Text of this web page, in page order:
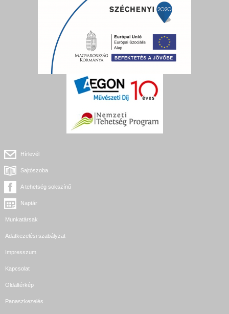
Hírlevél
Sajtószoba
A tehetség sokszínű
Naptár
Munkatársak
Adatkezelési szabályzat
Impresszum
Kapcsolat
Oldaltérkép
Panaszkezelés